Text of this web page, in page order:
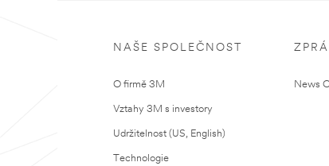
NAŠE SPOLEČNOST
O firmě 3M
Vztahy 3M s investory
Udržitelnost (US, English)
Technologie
News